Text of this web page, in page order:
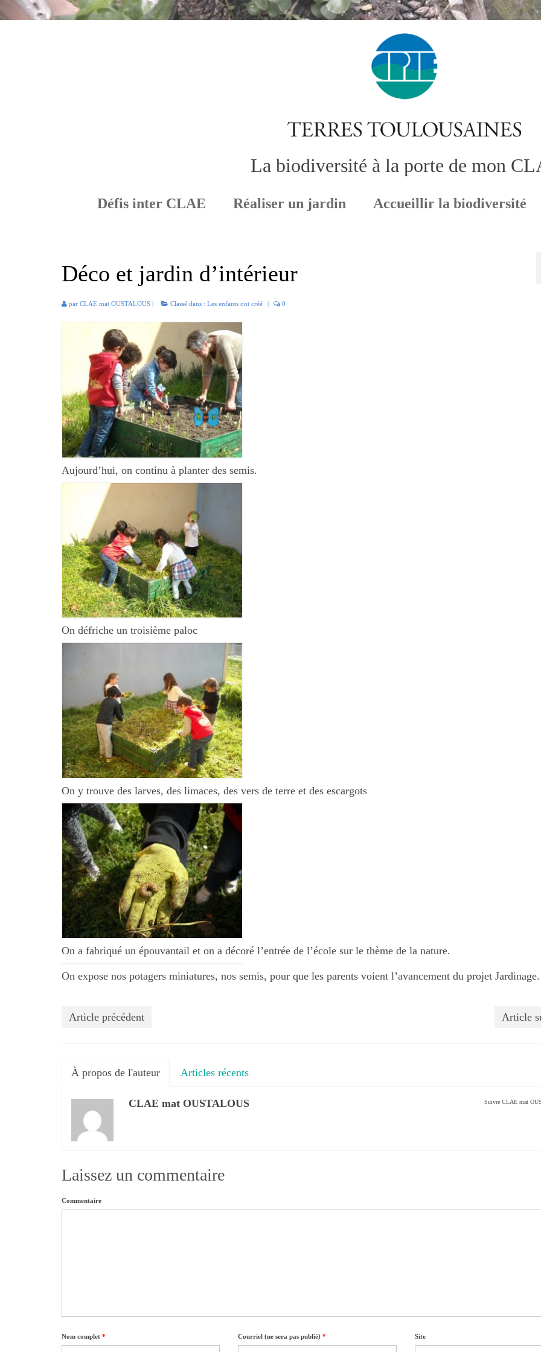
La biodiversité à la porte de mon
Défis inter CLAE Réaliser un jardin Accueillir la biodiversité
Déco et jardin d’intérieur
par CLAE mat OUSTALOUS | Classé dans : Les enfants ont créé | 0
Aujourd’hui, on continu à planter des semis.
On défriche un troisième paloc
On y trouve des larves, des limaces, des vers de terre et des escargots
On a fabriqué un épouvantail et on a décoré l’entrée de l’école sur le thème de la nature.
On expose nos potagers miniatures, nos semis, pour que les parents voient l’avancement du projet Jardinage.
Article précédent Article
À propos de l'auteur Articles récents
Suivre CLAE mat
CLAE mat OUSTALOUS
Laissez un commentaire
Commentaire
Nom complet * Courriel (ne sera pas publié)* Site